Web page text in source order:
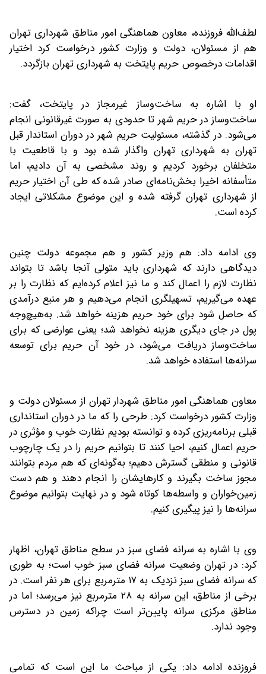
لطف‌الله فروزنده، معاون هماهنگی امور مناطق شهرداری تهران
هم از مسئولان، دولت و وزارت کشور درخواست کرد اختیار
اقدامات درخصوص حریم پایتخت به شهرداری تهران بازگردد.
او با اشاره به ساخت‌وساز غیرمجاز در پایتخت، گفت:
ساخت‌وساز در حریم شهر تا حدودی به صورت غیرقانونی انجام
می‌شود. در گذشته، مسئولیت حریم شهر در دوران استاندار قبل
تهران به شهرداری تهران واگذار شده بود و با قاطعیت با
متخلفان برخورد کردیم و روند مشخصی به آن دادیم، اما
متأسفانه اخیرا بخش‌نامه‌ای صادر شده که طی آن اختیار حریم
از شهرداری تهران گرفته شده و این موضوع مشکلاتی ایجاد
کرده است.
وی ادامه داد: هم وزیر کشور و هم مجموعه دولت چنین
دیدگاهی دارند که شهرداری باید متولی آنجا باشد تا بتواند
نظارت لازم را اعمال کند و ما نیز اعلام کرده‌ایم که نظارت را بر
عهده می‌گیریم، تسهیلگری انجام می‌دهیم و هر منبع درآمدی
که حاصل شود برای خود حریم هزینه خواهد شد. به‌هیچ‌وجه
پول در جای دیگری هزینه نخواهد شد؛ یعنی عوارضی که برای
ساخت‌وساز دریافت می‌شود، در خود آن حریم برای توسعه
سرانه‌ها استفاده خواهد شد.
معاون هماهنگی امور مناطق شهردار تهران از مسئولان دولت و
وزارت کشور درخواست کرد: طرحی را که ما در دوران استانداری
قبلی برنامه‌ریزی کرده و توانسته بودیم نظارت خوب و مؤثری در
حریم اعمال کنیم، احیا کنند تا بتوانیم حریم را در یک چارچوب
قانونی و منطقی گسترش دهیم؛ به‌‌گونه‌ای که هم مردم بتوانند
مجوز ساخت بگیرند و کارهایشان را انجام دهند و هم دست
زمین‌خواران و واسطه‌ها کوتاه شود و در نهایت بتوانیم موضوع
سرانه‌ها را نیز پیگیری کنیم.
وی با اشاره به سرانه فضای سبز در سطح مناطق تهران، اظهار
کرد: در تهران وضعیت سرانه فضای سبز خوب است؛ به‌ طوری
‌که سرانه فضای سبز نزدیک به ۱۷ مترمربع برای هر نفر است. در
برخی از مناطق، این سرانه به ۲۸ مترمربع نیز می‌رسد؛ اما در
مناطق مرکزی سرانه پایین‌تر است چراکه زمین در دسترس
وجود ندارد.
فروزنده ادامه داد: یکی از مباحث ما این است که تمامی